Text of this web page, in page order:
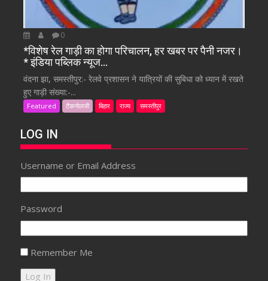
0
*विशेष रेल गाड़ी का होगा परिचालन, हर खबर पर पैनी नजर।
* इंडिया पब्लिक न्यूज…
वंदना झा, समस्तीपुर:- रेलवे प्रशासन ने यात्रियों की सुबिधा को ध्यान में रखते
हुए गाड़ी संख्या:-...
Featured टैकनोलजी बिहार राज्य समस्तीपुर
LOG IN
Username or Email Address
Password
Remember Me